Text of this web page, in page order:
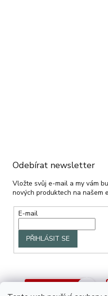
Odebírat newsletter
Vložte svůj e-mail a my vám
nových produktech na našem
E-mail
PŘIHLÁSIT SE